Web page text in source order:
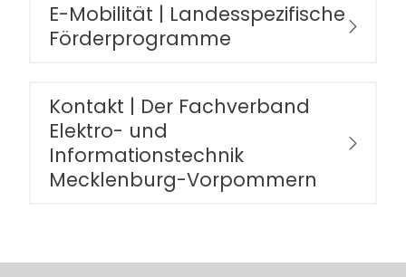
E-Mobilität | Landesspezifische
Förderprogramme
Kontakt | Der Fachverband
Elektro- und
Informationstechnik
Mecklenburg-Vorpommern